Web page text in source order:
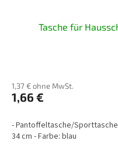
Tasche für
1,37 € ohne MwSt.
1,66 €
- Pantoffeltasche/
34 cm - Farbe: blau